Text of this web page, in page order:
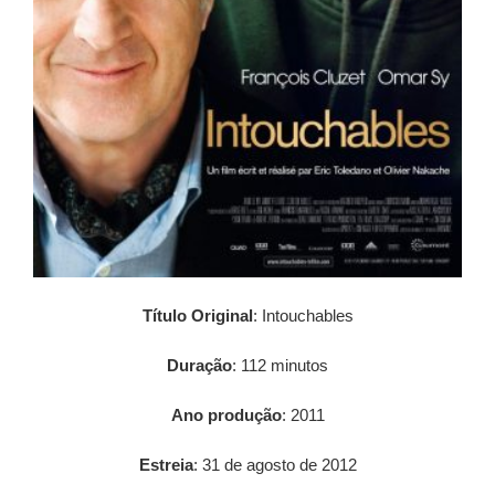
Título Original : Intouchables
Duração: 112 minutos
Ano produção: 2011
Estreia: 31 de agosto de 2012